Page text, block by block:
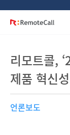
리모트콜,
제품 혁신
언론보도